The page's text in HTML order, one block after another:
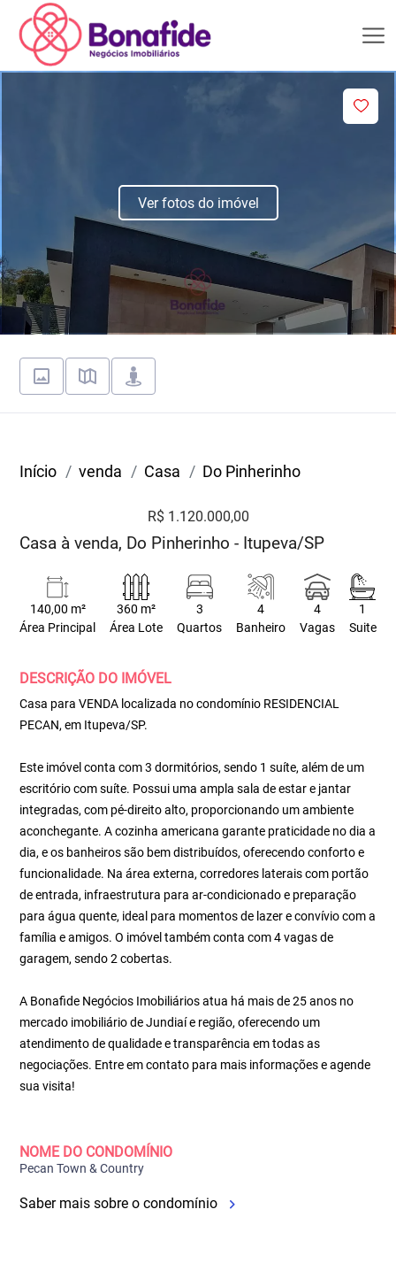
Ver fotos do imóvel
Início venda Casa Do Pinherinho
R$ 1.120.000,00
Casa à venda, Do Pinherinho - Itupeva/SP
140,00 m²
Área Principal
360 m²
Área Lote
3
Quartos
4
Banheiro
4
Vagas
1
Suite
DESCRIÇÃO DO IMÓVEL
Casa para VENDA localizada no condomínio RESIDENCIAL
PECAN, em Itupeva/SP.
Este imóvel conta com 3 dormitórios, sendo 1 suíte, além de um
escritório com suíte. Possui uma ampla sala de estar e jantar
integradas, com pé-direito alto, proporcionando um ambiente
aconchegante. A cozinha americana garante praticidade no dia a
dia, e os banheiros são bem distribuídos, oferecendo conforto e
funcionalidade. Na área externa, corredores laterais com portão
de entrada, infraestrutura para ar-condicionado e preparação
para água quente, ideal para momentos de lazer e convívio com a
família e amigos. O imóvel também conta com 4 vagas de
garagem, sendo 2 cobertas.
A Bonafide Negócios Imobiliários atua há mais de 25 anos no
mercado imobiliário de Jundiaí e região, oferecendo um
atendimento de qualidade e transparência em todas as
negociações. Entre em contato para mais informações e agende
sua visita!
NOME DO CONDOMÍNIO
Pecan Town & Country
Saber mais sobre o condomínio